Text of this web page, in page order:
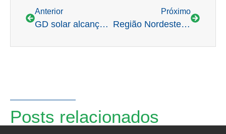
Anterior
GD solar alcança 21 GW de potência instalada no Brasil, aponta Absolar
Próximo
Região Nordeste opera com 88,9% da capacidade após queda de 0,2 p.p
Posts relacionados